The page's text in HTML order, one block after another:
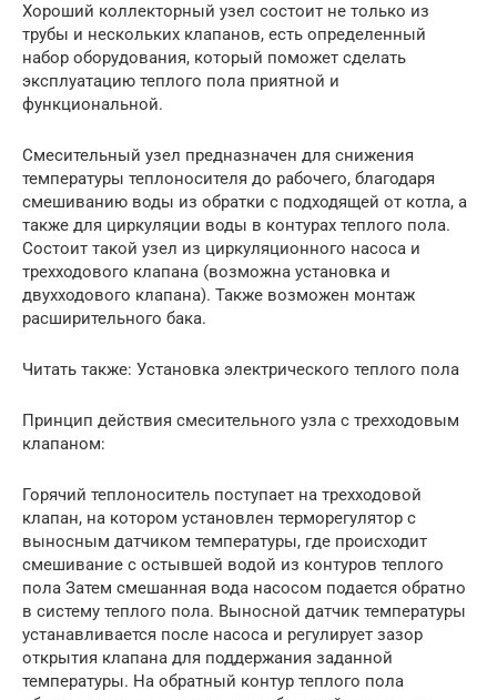
Хороший коллекторный узел состоит не только из
трубы и нескольких клапанов, есть определенный
набор оборудования, который поможет сделать
эксплуатацию теплого пола приятной и
функциональной.
Смесительный узел предназначен для снижения
температуры теплоносителя до рабочего, благодаря
смешиванию воды из обратки с подходящей от котла, а
также для циркуляции воды в контурах теплого пола.
Состоит такой узел из циркуляционного насоса и
трехходового клапана (возможна установка и
двухходового клапана). Также возможен монтаж
расширительного бака.
Читать также: Установка электрического теплого пола
Принцип действия смесительного узла с трехходовым
клапаном:
Горячий теплоноситель поступает на трехходовой
клапан, на котором установлен терморегулятор с
выносным датчиком температуры, где происходит
смешивание с остывшей водой из контуров теплого
пола Затем смешанная вода насосом подается обратно
в систему теплого пола. Выносной датчик температуры
устанавливается после насоса и регулирует зазор
открытия клапана для поддержания заданной
температуры. На обратный контур теплого пола